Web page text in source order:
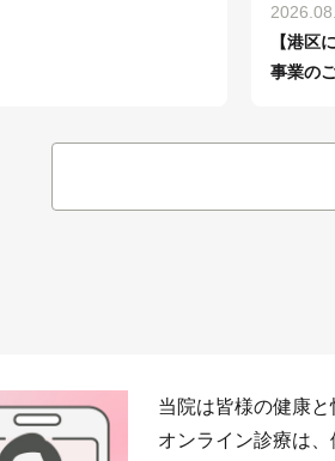
【港区
事業の
当院は皆様の健康
オンライン診療は